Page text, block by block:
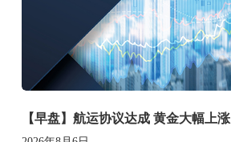
【早盘】航运协议达成 黄金大幅上涨